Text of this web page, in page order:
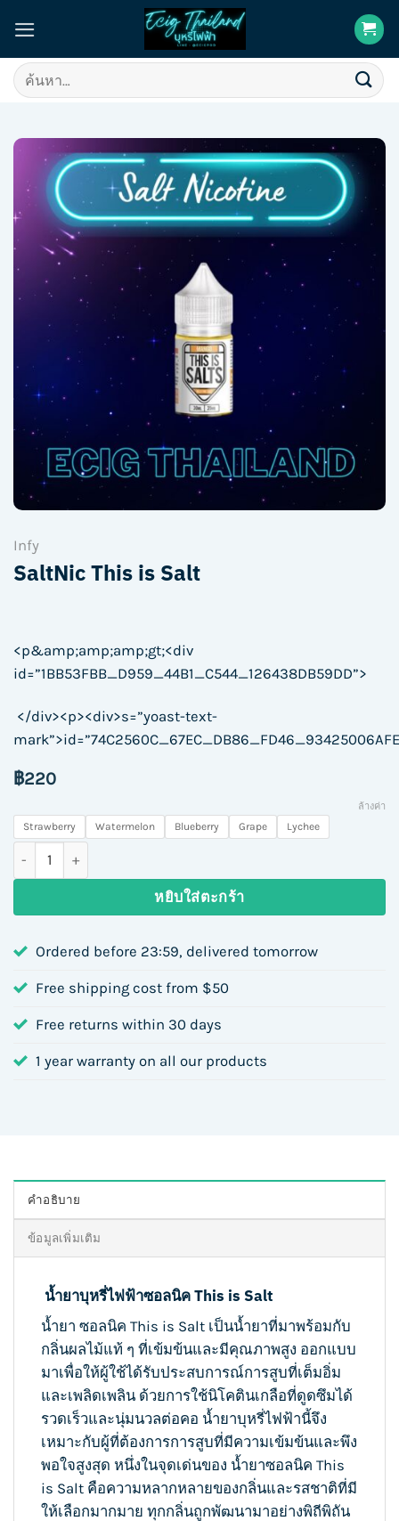
content
ค้นหา:
Infy
SaltNic This is Salt
<p&amp;amp;amp;gt;<div
id=”1BB53FBB_D959_44B1_C544_126438DB59DD”>
</div><p><div>s=”yoast-text-
฿220
Strawberry Watermelon Blueberry Grape Lychee
ล้างค่า
หยิบใส่ตะกร้า
Ordered before 23:59, delivered tomorrow
Free shipping cost from $50
Free returns within 30 days
1 year warranty on all our products
คำอธิบาย
ข้อมูลเพิ่มเติม
น้ำยาบุหรี่ไฟฟ้าซอลนิค This is Salt
น้ำยา ซอลนิค This is Salt เป็นน้ำยาที่มาพร้อมกับ
กลิ่นผลไม้แท้ ๆ ที่เข้มข้นและมีคุณภาพสูง ออกแบบ
มาเพื่อให้ผู้ใช้ได้รับประสบการณ์การสูบที่เต็มอิ่ม
และเพลิดเพลิน ด้วยการใช้นิโคตินเกลือที่ดูดซึมได้
รวดเร็วและนุ่มนวลต่อคอ น้ำยาบุหรี่ไฟฟ้านี้จึง
เหมาะกับผู้ที่ต้องการการสูบที่มีความเข้มข้นและพึง
พอใจสูงสุด หนึ่งในจุดเด่นของ น้ำยาซอลนิค This
is Salt คือความหลากหลายของกลิ่นและรสชาติที่มี
ให้เลือกมากมาย ทุกกลิ่นถูกพัฒนามาอย่างพิถีพิถัน